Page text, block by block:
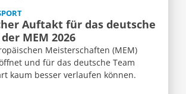
Auftakt für das deutsche
MEM 2026
Meisterschaften (MEM)
und für das deutsche Team
kaum besser verlaufen können.